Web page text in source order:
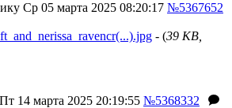
Ср 05 марта 2025 08:20:17 №5367652
- (39 KB,
Пт 14 марта 2025 20:19:55 №5368332